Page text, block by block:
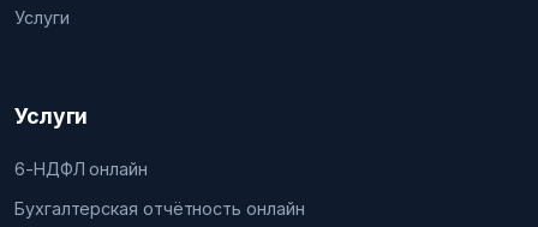
Услуги
Услуги
6-НДФЛ онлайн
Бухгалтерская отчётность онлайн